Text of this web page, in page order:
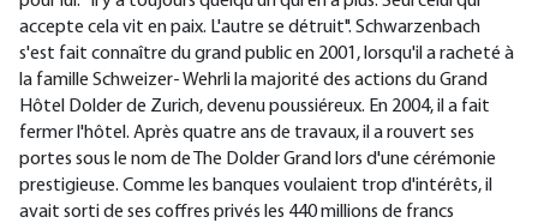
accepte cela vit en paix. L'autre se détruit". Schwarzenbach
s'est fait connaître du grand public en 2001, lorsqu'il a racheté à
la famille Schweizer- Wehrli la majorité des actions du Grand
Hôtel Dolder de Zurich, devenu poussiéreux. En 2004, il a fait
fermer l'hôtel. Après quatre ans de travaux, il a rouvert ses
portes sous le nom de The Dolder Grand lors d'une cérémonie
prestigieuse. Comme les banques voulaient trop d'intérêts, il
avait sorti de ses coffres privés les 440 millions de francs